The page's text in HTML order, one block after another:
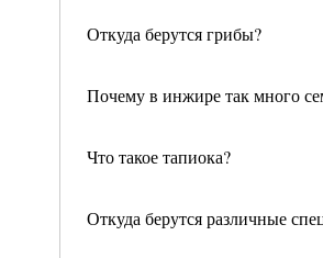
Откуда берутся грибы?
Почему в инжире так много
Что такое тапиока?
Откуда берутся различные